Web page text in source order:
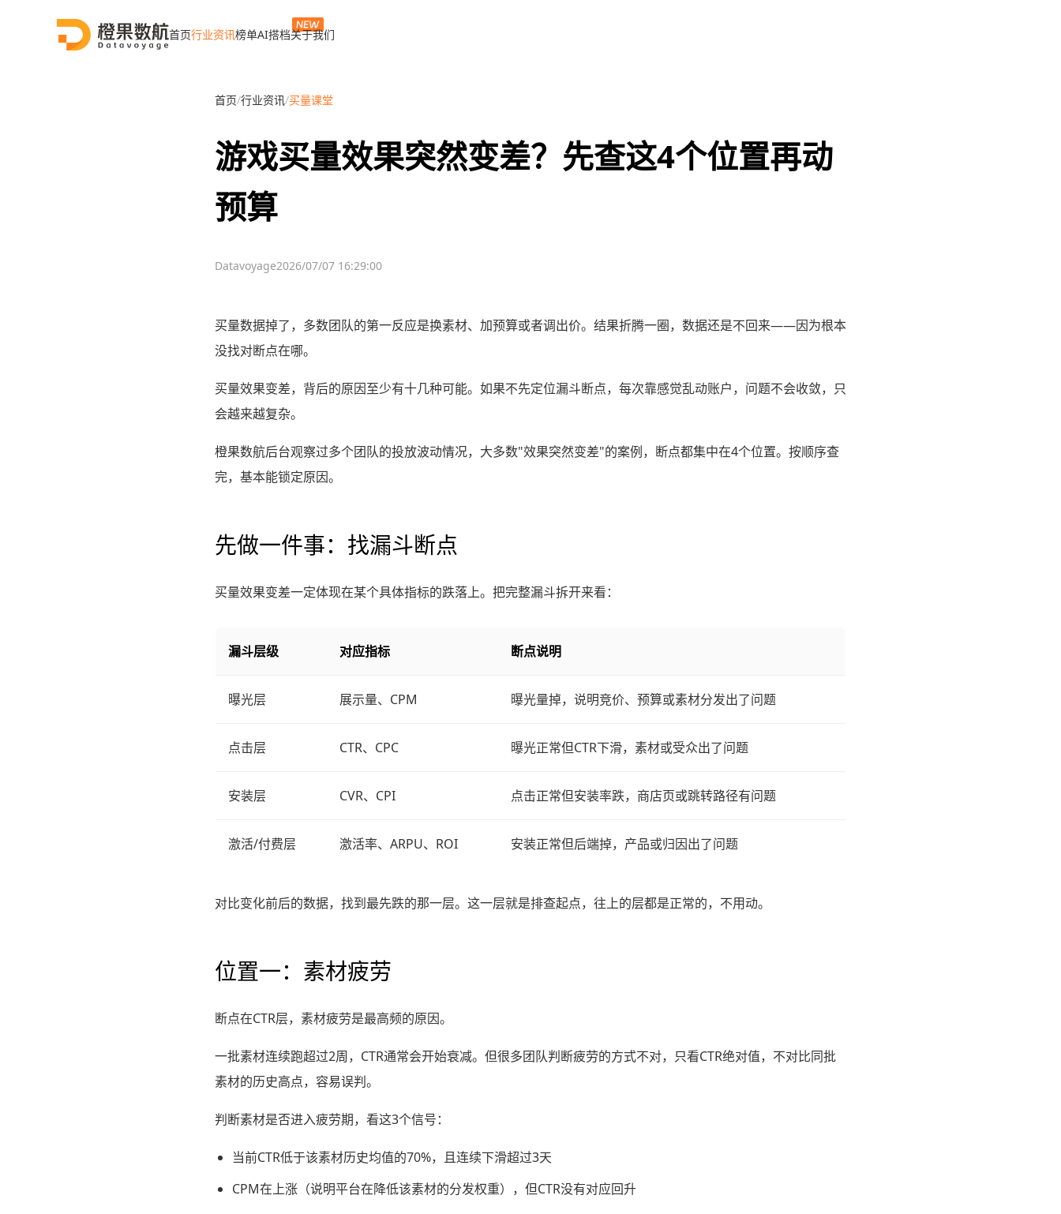
首页行业资讯榜单AI搭档关于我们
首页/行业资讯/买量课堂
游戏买量效果突然变差？先查这4个位置再动
预算
Datavoyage2026/07/07 16:29:00
买量数据掉了，多数团队的第一反应是换素材、加预算或者调出价。结果折腾一圈，数据还是不回来——因为根本
没找对断点在哪。
买量效果变差，背后的原因至少有十几种可能。如果不先定位漏斗断点，每次靠感觉乱动账户，问题不会收敛，只
会越来越复杂。
橙果数航后台观察过多个团队的投放波动情况，大多数"效果突然变差"的案例，断点都集中在4个位置。按顺序查
完，基本能锁定原因。
先做一件事：找漏斗断点
买量效果变差一定体现在某个具体指标的跌落上。把完整漏斗拆开来看：
漏斗层级 对应指标 断点说明
曝光层 展示量、CPM 曝光量掉，说明竞价、预算或素材分发出了问题
点击层 CTR、CPC 曝光正常但CTR下滑，素材或受众出了问题
安装层 CVR、CPI 点击正常但安装率跌，商店页或跳转路径有问题
激活/付费层 激活率、ARPU、ROI 安装正常但后端掉，产品或归因出了问题
对比变化前后的数据，找到最先跌的那一层。这一层就是排查起点，往上的层都是正常的，不用动。
位置一：素材疲劳
断点在CTR层，素材疲劳是最高频的原因。
一批素材连续跑超过2周，CTR通常会开始衰减。但很多团队判断疲劳的方式不对，只看CTR绝对值，不对比同批
素材的历史高点，容易误判。
判断素材是否进入疲劳期，看这3个信号：
当前CTR低于该素材历史均值的70%，且连续下滑超过3天
CPM在上涨（说明平台在降低该素材的分发权重），但CTR没有对应回升